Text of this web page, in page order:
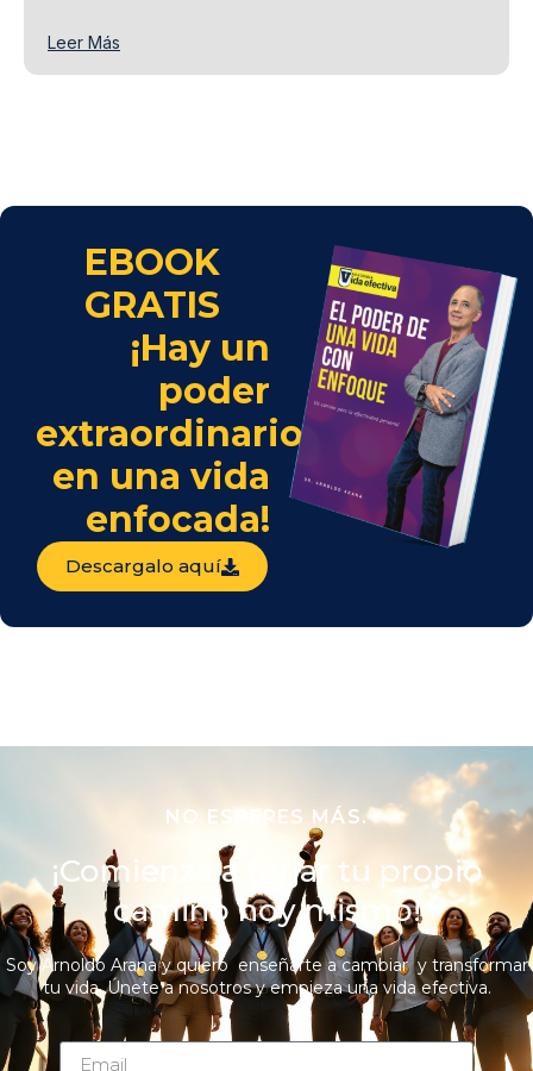
Leer Más
EBOOK
GRATIS
¡Hay un
poder
extraordinario
en una vida
enfocada!
Descargalo aquí
NO ESPERES MÁS.
¡Comienza a forjar tu propio
camino hoy mismo!
Soy Arnoldo Arana y quiero enseñarte a cambiar y transformar
tu vida. Únete a nosotros y empieza una vida efectiva.